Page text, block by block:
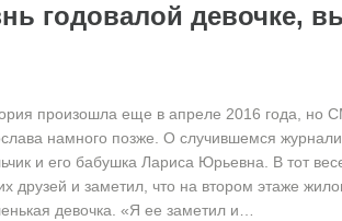
годовалой девочке,
произошла еще в апреле 2016 года, но
намного позже. О случившемся
и его бабушка Лариса Юрьевна. В тот
друзей и заметил, что на втором этаже
девочка. «Я ее заметил и…